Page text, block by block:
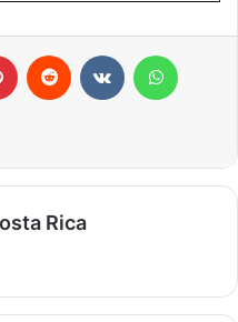
Pinterest Reddit
Rica